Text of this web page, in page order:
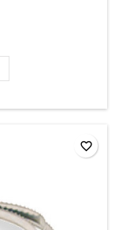
favorite_border